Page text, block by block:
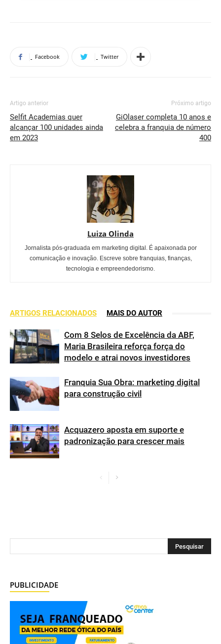
Facebook Twitter
Artigo anterior
Selfit Academias quer
alcançar 100 unidades ainda
em 2023
Próximo artigo
GiOlaser completa 10 anos e
celebra a franquia de número
400
Luiza Olinda
Jornalista pós-graduada em marketing digital. É apaixonada por
comunicação e inovação. Escreve sobre franquias, finanças,
tecnologia e empreendedorismo.
ARTIGOS RELACIONADOS MAIS DO AUTOR
Com 8 Selos de Excelência da ABF,
Maria Brasileira reforça força do
modelo e atrai novos investidores
Franquia Sua Obra: marketing digital
para construção civil
Acquazero aposta em suporte e
padronização para crescer mais
PUBLICIDADE